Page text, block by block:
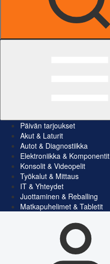
Päivän tarjoukset
Akut & Laturit
Autot & Diagnostiikka
Elektroniikka & Komponentit
Konsolit & Videopelit
Työkalut & Mittaus
IT & Yhteydet
Juottaminen & Reballing
Matkapuhelimet & Tabletit